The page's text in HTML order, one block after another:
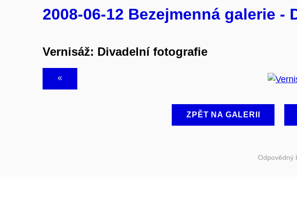
2008-06-12 Bezejmenná galerie
Vernisáž: Divadelní fotografie
ZPĚT NA GALERII
Odpovědný